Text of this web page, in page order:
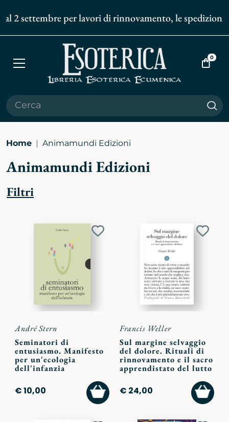
settembre per lavori di rinnovamento, le spedizioni
Apri
Vai
0
Home Animamundi Edizioni
Animamundi Edizioni
Filtri
Aggiungi
André Stern
Seminatori di
entusiasmo. Manifesto
per un'ecologia
dell'infanzia
€ 10,00
AGGIUNGI
AL
CARRELLO
Francis Weller
Sul margine selvaggio
del dolore. Rituali di
rinnovamento e il sacro
apprendistato del lutto
€ 24,00
AL